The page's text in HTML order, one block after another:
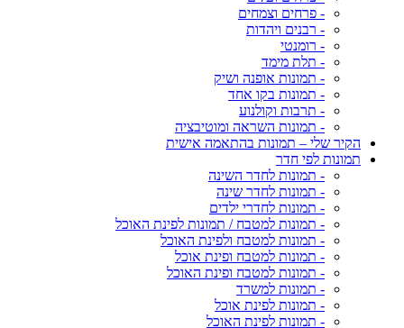
- פרחים וצמחים
- רבנים ויהדות
- רומנטי
- תלת מימד
- תמונות אופנה ושיק
- תמונות בקו אחד
- תרבות וקולנוע
- תמונות השראה ומוטיבציה
הקיר שלי – תמונות בהתאמה אישית
תמונות לפי חדר
- תמונות לחדר השינה
- תמונות לחדר שינה
- תמונות לחדרי ילדים
- תמונות למטבח / תמונות לפינת האוכל
- תמונות למטבח ולפינת האוכל
- תמונות למטבח ופינת אוכל
- תמונות למטבח ופינת האוכל
- תמונות למשרד
- תמונות לפינת אוכל
- תמונות לפינת האוכל